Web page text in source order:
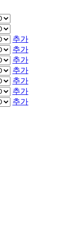
추가
추가
추가
추가
추가
추가
추가